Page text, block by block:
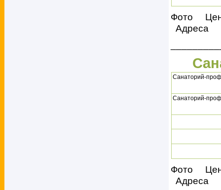
Фото
Санаторий-
Санаторий-
Фото